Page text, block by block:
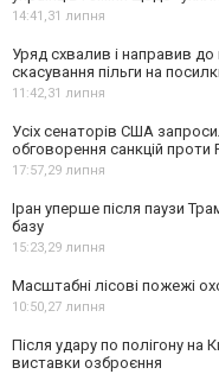
14:41,31 липня
Уряд схвалив і направив
скасування пільги на
11:42,31 липня
Усіх сенаторів США
обговорення санкцій проти
17:57,29 липня
Іран уперше після паузи
базу
15:23,29 липня
Масштабні лісові пожежі
10:50,27 липня
Після удару по полігону на
виставки озброєння